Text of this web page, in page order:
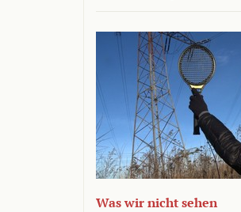
Was wir nicht sehen